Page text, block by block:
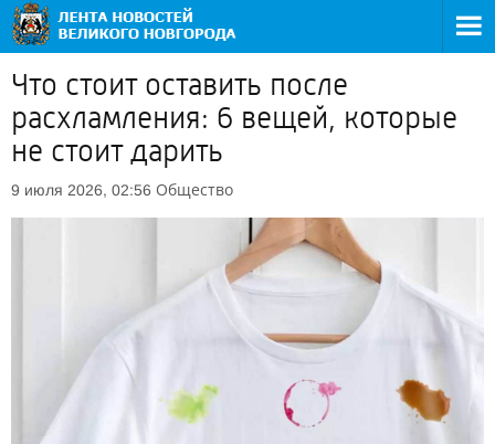
Что стоит оставить после
расхламления: 6 вещей, которые
не стоит дарить
9 июля 2026, 02:56 Общество